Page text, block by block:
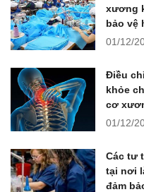
xương
bảo vệ
01/12/
Điều
khỏe
cơ
01/12/
Các tư
tại nơi
đảm